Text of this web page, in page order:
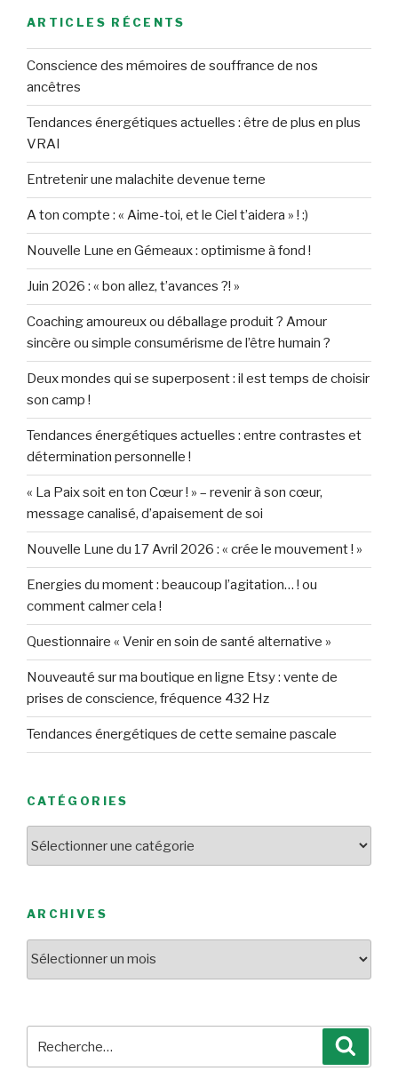
ARTICLES RÉCENTS
Conscience des mémoires de souffrance de nos
ancêtres
Tendances énergétiques actuelles : être de plus en plus
VRAI
Entretenir une malachite devenue terne
A ton compte : « Aime-toi, et le Ciel t’aidera » ! :)
Nouvelle Lune en Gémeaux : optimisme à fond !
Juin 2026 : « bon allez, t’avances ?! »
Coaching amoureux ou déballage produit ? Amour
sincère ou simple consumérisme de l’être humain ?
Deux mondes qui se superposent : il est temps de choisir
son camp !
Tendances énergétiques actuelles : entre contrastes et
détermination personnelle !
« La Paix soit en ton Cœur ! » – revenir à son cœur,
message canalisé, d’apaisement de soi
Nouvelle Lune du 17 Avril 2026 : « crée le mouvement ! »
Energies du moment : beaucoup l’agitation… ! ou
comment calmer cela !
Questionnaire « Venir en soin de santé alternative »
Nouveauté sur ma boutique en ligne Etsy : vente de
prises de conscience, fréquence 432 Hz
Tendances énergétiques de cette semaine pascale
CATÉGORIES
ARCHIVES
pour